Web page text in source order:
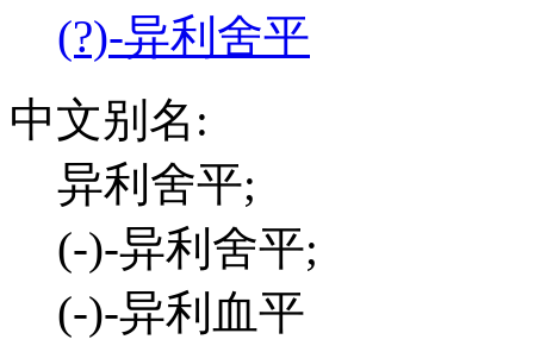
(?)-异利舍平
中文别名:
异利舍平;
(-)-异利舍平;
(-)-异利血平